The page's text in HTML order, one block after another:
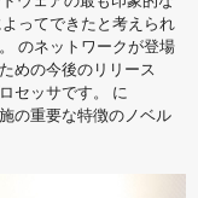
ってできたと考えられ
のネットワークが登場
めの今後のリリース
セッサです。 に
の重要な特徴のノベル